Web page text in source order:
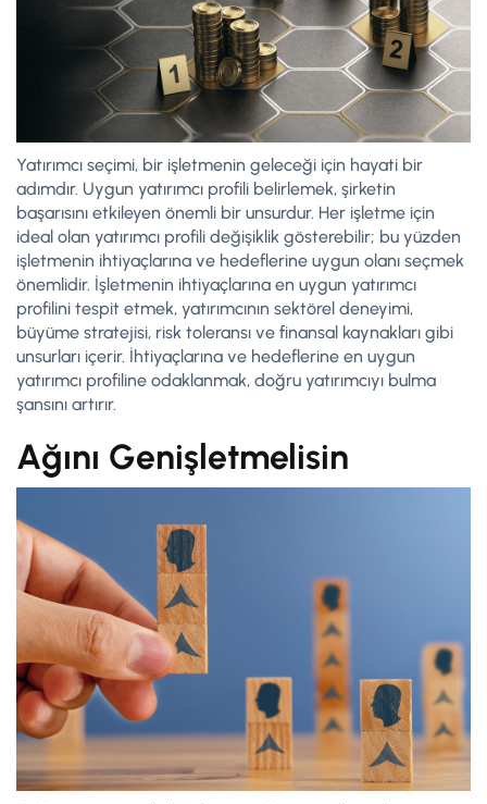
Yatırımcı seçimi, bir işletmenin geleceği için hayati bir
adımdır. Uygun yatırımcı profili belirlemek, şirketin
başarısını etkileyen önemli bir unsurdur. Her işletme için
ideal olan yatırımcı profili değişiklik gösterebilir; bu yüzden
işletmenin ihtiyaçlarına ve hedeflerine uygun olanı seçmek
önemlidir. İşletmenin ihtiyaçlarına en uygun yatırımcı
profilini tespit etmek, yatırımcının sektörel deneyimi,
büyüme stratejisi, risk toleransı ve finansal kaynakları gibi
unsurları içerir. İhtiyaçlarına ve hedeflerine en uygun
yatırımcı profiline odaklanmak, doğru yatırımcıyı bulma
şansını artırır.
Ağını Genişletmelisin